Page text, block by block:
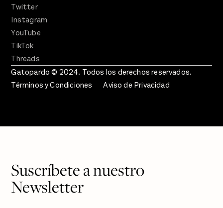
Twitter
Instagram
YouTube
TikTok
Threads
Gatopardo © 2024. Todos los derechos reservados.
Términos y Condiciones
Aviso de Privacidad
Suscríbete a nuestro
Newsletter